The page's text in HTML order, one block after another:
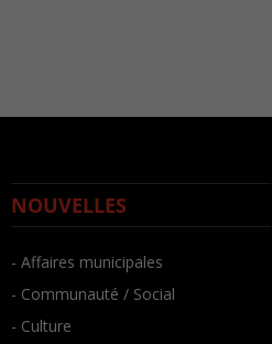
NOUVELLES
- Affaires municipales
- Communauté / Social
- Culture